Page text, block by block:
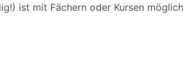
ist mit Fächern oder Kursen